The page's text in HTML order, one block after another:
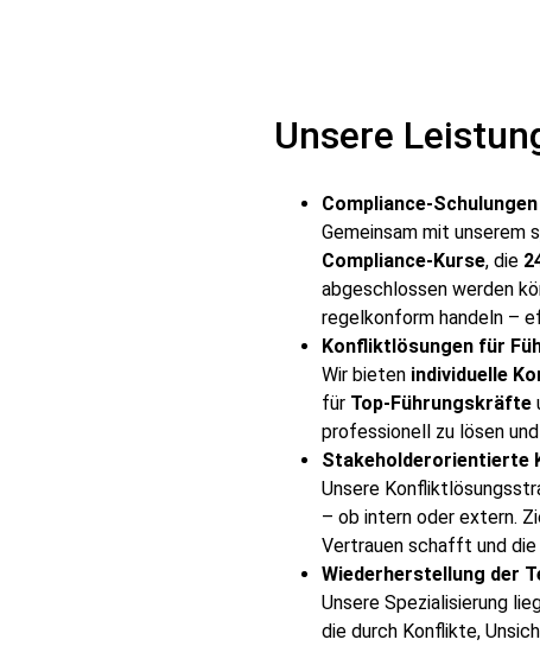
Unsere
Compliance-
Gemeinsam mit unserem
Compliance-Kurse, die
abgeschlossen werden
regelkonform handeln –
Konfliktlösungen für
Wir bieten individuelle
für Top-Führungskräfte
professionell zu lösen
Stakeholderorientierte
Unsere
– ob intern oder extern.
Vertrauen schafft und
Wiederherstellung der
Unsere Spezialisierung
die durch Konflikte,